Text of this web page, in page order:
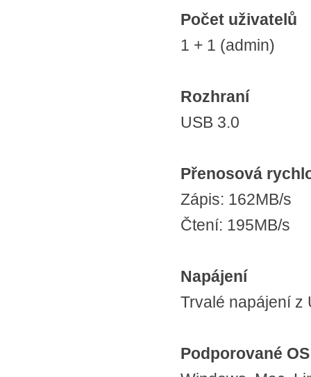
Počet uživatelů
1 + 1 (admin)
Rozhraní
USB 3.0
Přenosová
Zápis: 162MB/s
Čtení: 195MB/s
Napájení
Trvalé napájení z
Podporované OS